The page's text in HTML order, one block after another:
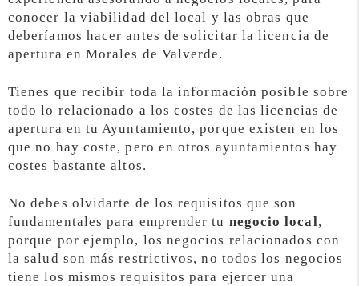
conocer la viabilidad del local y las obras que
deberíamos hacer antes de solicitar la licencia de
apertura en Morales de Valverde.
Tienes que recibir toda la información posible sobre
todo lo relacionado a los costes de las licencias de
apertura en tu Ayuntamiento, porque existen en los
que no hay coste, pero en otros ayuntamientos hay
costes bastante altos.
No debes olvidarte de los requisitos que son
fundamentales para emprender tu negocio local,
porque por ejemplo, los negocios relacionados con
la salud son más restrictivos, no todos los negocios
tiene los mismos requisitos para ejercer una